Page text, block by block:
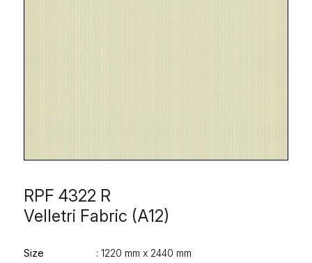
RPF 4322 R
Velletri Fabric (A12)
Size
: 1220 mm x 2440 mm